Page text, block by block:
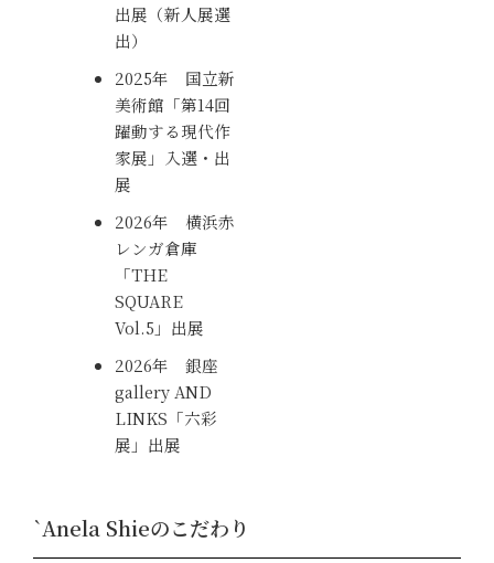
出展（新人展選
出）
2025年 国立新
美術館「第14回
躍動する現代作
家展」入選・出
展
2026年 横浜赤
レンガ倉庫
「THE
SQUARE
Vol.5」出展
2026年 銀座
gallery AND
LINKS「六彩
展」出展
`Anela Shieのこだわり